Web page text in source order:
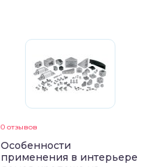
0 отзывов
Особенности
применения в интерьере